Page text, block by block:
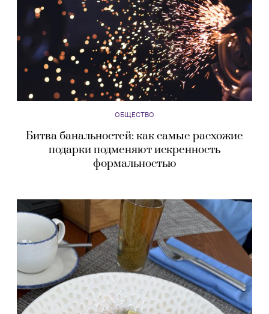
ОБЩЕСТВО
Битва банальностей: как самые расхожие
подарки подменяют искренность
формальностью